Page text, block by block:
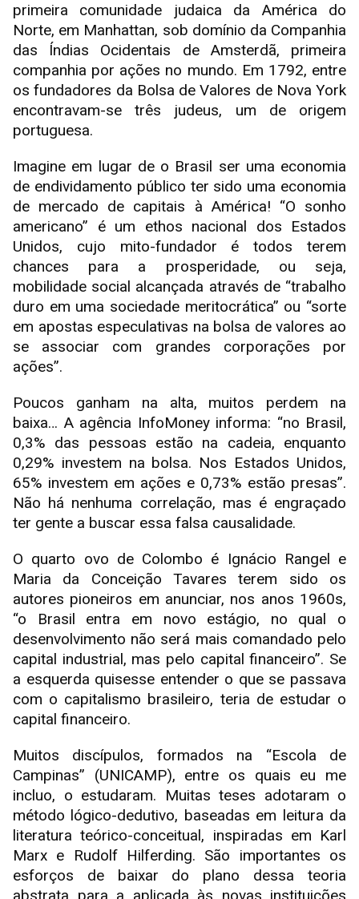
primeira comunidade judaica da América do
Norte, em Manhattan, sob domínio da Companhia
das Índias Ocidentais de Amsterdã, primeira
companhia por ações no mundo. Em 1792, entre
os fundadores da Bolsa de Valores de Nova York
encontravam-se três judeus, um de origem
portuguesa.
Imagine em lugar de o Brasil ser uma economia
de endividamento público ter sido uma economia
de mercado de capitais à América! “O sonho
americano” é um ethos nacional dos Estados
Unidos, cujo mito-fundador é todos terem
chances para a prosperidade, ou seja,
mobilidade social alcançada através de “trabalho
duro em uma sociedade meritocrática” ou “sorte
em apostas especulativas na bolsa de valores ao
se associar com grandes corporações por
ações”.
Poucos ganham na alta, muitos perdem na
baixa… A agência InfoMoney informa: “no Brasil,
0,3% das pessoas estão na cadeia, enquanto
0,29% investem na bolsa. Nos Estados Unidos,
65% investem em ações e 0,73% estão presas”.
Não há nenhuma correlação, mas é engraçado
ter gente a buscar essa falsa causalidade.
O quarto ovo de Colombo é Ignácio Rangel e
Maria da Conceição Tavares terem sido os
autores pioneiros em anunciar, nos anos 1960s,
“o Brasil entra em novo estágio, no qual o
desenvolvimento não será mais comandado pelo
capital industrial, mas pelo capital financeiro”. Se
a esquerda quisesse entender o que se passava
com o capitalismo brasileiro, teria de estudar o
capital financeiro.
Muitos discípulos, formados na “Escola de
Campinas” (UNICAMP), entre os quais eu me
incluo, o estudaram. Muitas teses adotaram o
método lógico-dedutivo, baseadas em leitura da
literatura teórico-conceitual, inspiradas em Karl
Marx e Rudolf Hilferding. São importantes os
esforços de baixar do plano dessa teoria